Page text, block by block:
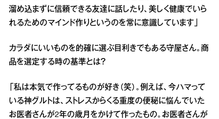
溜め込まずに信頼できる友達に話したり、美しく健康でいら
れるためのマインド作りというのを常に意識しています」
カラダにいいものを的確に選ぶ目利きでもある守屋さん。商
品を選定する時の基準とは？
「私は本気で作ってるものが好き（笑）。例えば、今ハマって
いる神グルトは、ストレスからくる重度の便秘に悩んでいた
お医者さんが2年の歳月をかけて作ったもの。お医者さんが